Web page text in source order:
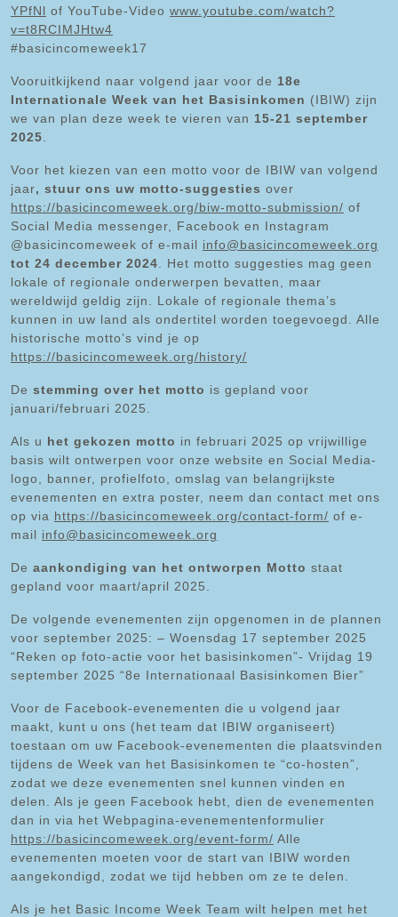
YPfNl of YouTube-Video www.youtube.com/watch?
v=t8RCIMJHtw4
#basicincomeweek17
Vooruitkijkend naar volgend jaar voor de 18e
Internationale Week van het Basisinkomen (IBIW) zijn
we van plan deze week te vieren van 15-21 september
2025
Voor het kiezen van een motto voor de IBIW van volgend
jaar, stuur ons uw motto-suggesties over
https://basicincomeweek.org/biw-motto-submission/ of
Social Media messenger, Facebook en Instagram
@basicincomeweek of e-mail info@basicincomeweek.org
tot 24 december 2024 . Het motto suggesties mag geen
lokale of regionale onderwerpen bevatten, maar
wereldwijd geldig zijn. Lokale of regionale thema’s
kunnen in uw land als ondertitel worden toegevoegd. Alle
historische motto’s vind je op
https://basicincomeweek.org/history/
De stemming over het motto is gepland voor
januari/februari 2025.
Als u het gekozen motto in februari 2025 op vrijwillige
basis wilt ontwerpen voor onze website en Social Media-
logo, banner, profielfoto, omslag van belangrijkste
evenementen en extra poster, neem dan contact met ons
op via https://basicincomeweek.org/contact-form/ of e-
mail info@basicincomeweek.org
De aankondiging van het ontworpen Motto staat
gepland voor maart/april 2025.
De volgende evenementen zijn opgenomen in de plannen
voor september 2025: – Woensdag 17 september 2025
“Reken op foto-actie voor het basisinkomen”- Vrijdag 19
september 2025 “8e Internationaal Basisinkomen Bier”
Voor de Facebook-evenementen die u volgend jaar
maakt, kunt u ons (het team dat IBIW organiseert)
toestaan om uw Facebook-evenementen die plaatsvinden
tijdens de Week van het Basisinkomen te “co-hosten”,
zodat we deze evenementen snel kunnen vinden en
delen. Als je geen Facebook hebt, dien de evenementen
dan in via het Webpagina-evenementenformulier
https://basicincomeweek.org/event-form/ Alle
evenementen moeten voor de start van IBIW worden
aangekondigd, zodat we tijd hebben om ze te delen.
Als je het Basic Income Week Team wilt helpen met het